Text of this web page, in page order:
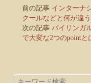
前の記事 インターナ
クールなどと何が違
次の記事 バイリンガ
で大変な2つのpointと